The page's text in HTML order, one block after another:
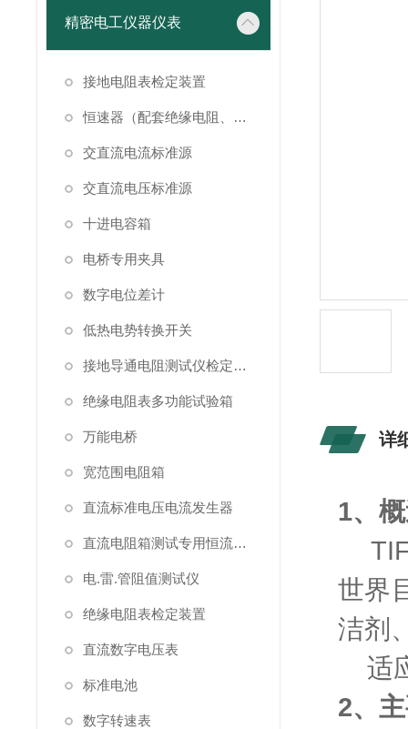
精密电工仪器仪表
接地电阻表检定装置
恒速器（配套绝缘电阻、接地电阻表检定）
交直流电流标准源
交直流电压标准源
十进电容箱
电桥专用夹具
数字电位差计
低热电势转换开关
接地导通电阻测试仪检定装置
绝缘电阻表多功能试验箱
万能电桥
宽范围电阻箱
直流标准电压电流发生器
直流电阻箱测试专用恒流源（简称恒流源）
电.雷.管阻值测试仪
绝缘电阻表检定装置
直流数字电压表
标准电池
数字转速表
详
1、
世界
洁剂
适
2、